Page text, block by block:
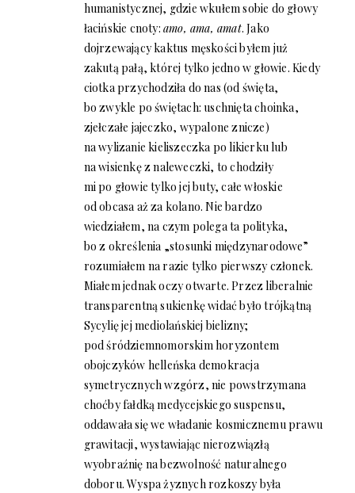
humanistycznej, gdzie wkułem sobie do głowy
łacińskie cnoty: amo, ama, amat. Jako
dojrzewający kaktus męskości byłem już
zakutą pałą, której tylko jedno w głowie. Kiedy
ciotka przychodziła do nas (od święta,
bo zwykle po świętach: uschnięta choinka,
zjełczałe jajeczko, wypalone znicze)
na wylizanie kieliszeczka po likierku lub
na wisienkę z naleweczki, to chodziły
mi po głowie tylko jej buty, całe włoskie
od obcasa aż za kolano. Nie bardzo
wiedziałem, na czym polega ta polityka,
bo z określenia „stosunki międzynarodowe”
rozumiałem na razie tylko pierwszy członek.
Miałem jednak oczy otwarte. Przez liberalnie
transparentną sukienkę widać było trójkątną
Sycylię jej mediolańskiej bielizny;
pod śródziemnomorskim horyzontem
obojczyków helleńska demokracja
symetrycznych wzgórz, nie powstrzymana
choćby fałdką medycejskiego suspensu,
oddawała się we władanie kosmicznemu prawu
grawitacji, wystawiając nierozwiązłą
wyobraźnię na bezwolność naturalnego
doboru. Wyspa żyznych rozkoszy była